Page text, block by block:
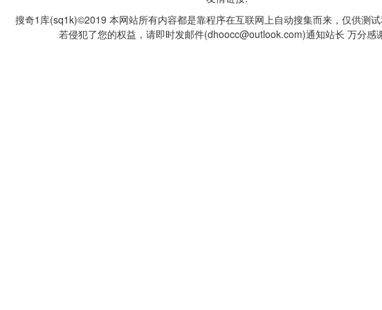
搜奇1库(sq1k)©2019 本网站所有内容都是靠程序在互联网上自动搜集而来，仅供测试
若侵犯了您的权益，请即时发邮件(dhoocc@outlook.com)通知站长 万分感